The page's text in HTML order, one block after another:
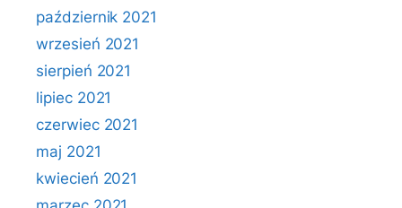
październik 2021
wrzesień 2021
sierpień 2021
lipiec 2021
czerwiec 2021
maj 2021
kwiecień 2021